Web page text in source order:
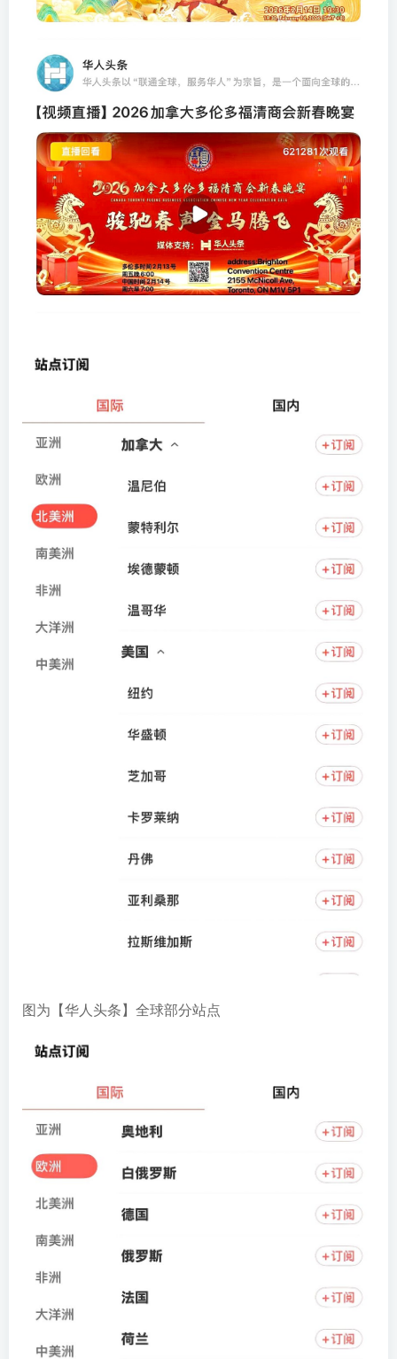
图为【华人头条】全球部分站点